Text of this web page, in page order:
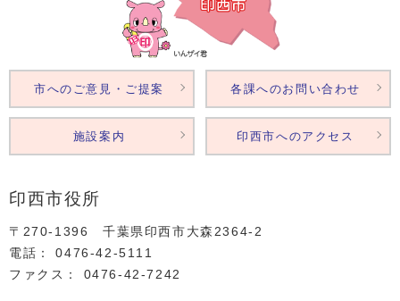
印西市役所
〒270-1396 千葉県印西市大森2364‐2
電話： 0476‐42‐5111
ファクス： 0476‐42‐7242
市へのご意見・ご提案 各課へのお問い合わせ
施設案内 印西市へのアクセス